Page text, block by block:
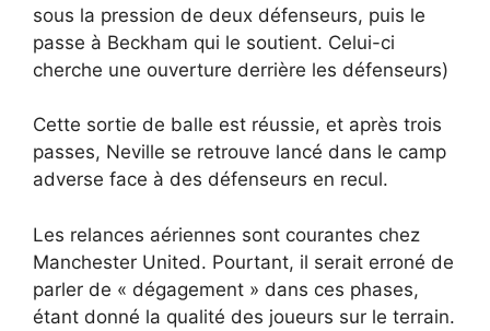
sous la pression de deux défenseurs, puis le
passe à Beckham qui le soutient. Celui-ci
cherche une ouverture derrière les défenseurs)
Cette sortie de balle est réussie, et après trois
passes, Neville se retrouve lancé dans le camp
adverse face à des défenseurs en recul.
Les relances aériennes sont courantes chez
Manchester United. Pourtant, il serait erroné de
parler de « dégagement » dans ces phases,
étant donné la qualité des joueurs sur le terrain.